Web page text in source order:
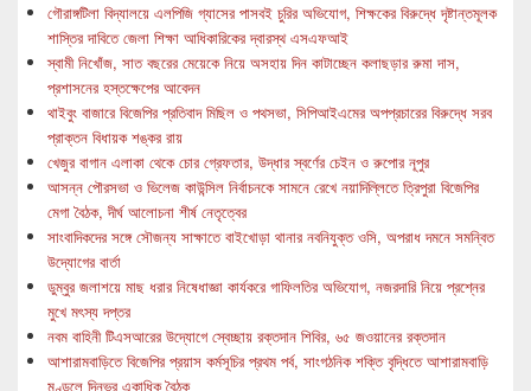
গৌরাঙ্গটিলা বিদ্যালয়ে এলপিজি গ্যাসের পাসবই চুরির অভিযোগ, শিক্ষকের বিরুদ্ধে দৃষ্টান্তমূলক
শাস্তির দাবিতে জেলা শিক্ষা আধিকারিকের দ্বারস্থ এসএফআই
স্বামী নিখোঁজ, সাত বছরের মেয়েকে নিয়ে অসহায় দিন কাটাচ্ছেন কলাছড়ার রুমা দাস,
প্রশাসনের হস্তক্ষেপের আবেদন
থাইবুং বাজারে বিজেপির প্রতিবাদ মিছিল ও পথসভা, সিপিআইএমের অপপ্রচারের বিরুদ্ধে সরব
প্রাক্তন বিধায়ক শঙ্কর রায়
খেজুর বাগান এলাকা থেকে চোর গ্রেফতার, উদ্ধার স্বর্ণের চেইন ও রুপোর নূপুর
আসন্ন পৌরসভা ও ভিলেজ কাউন্সিল নির্বাচনকে সামনে রেখে নয়াদিল্লিতে ত্রিপুরা বিজেপির
মেগা বৈঠক, দীর্ঘ আলোচনা শীর্ষ নেতৃত্বের
সাংবাদিকদের সঙ্গে সৌজন্য সাক্ষাতে বাইখোড়া থানার নবনিযুক্ত ওসি, অপরাধ দমনে সমন্বিত
উদ্যোগের বার্তা
ডুম্বুর জলাশয়ে মাছ ধরার নিষেধাজ্ঞা কার্যকরে গাফিলতির অভিযোগ, নজরদারি নিয়ে প্রশ্নের
মুখে মৎস্য দপ্তর
নবম বাহিনী টিএসআরের উদ্যোগে স্বেচ্ছায় রক্তদান শিবির, ৬৫ জওয়ানের রক্তদান
আশারামবাড়িতে বিজেপির প্রয়াস কর্মসূচির প্রথম পর্ব, সাংগঠনিক শক্তি বৃদ্ধিতে আশারামবাড়ি
মণ্ডলে দিনভর একাধিক বৈঠক